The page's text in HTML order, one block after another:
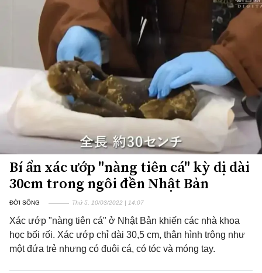
Bí ẩn xác ướp "nàng tiên cá" kỳ dị dài
30cm trong ngôi đền Nhật Bản
ĐỜI SỐNG Thứ 5, 10/03/2022 | 14:07
Xác ướp "nàng tiên cá" ở Nhật Bản khiến các nhà khoa
học bối rối. Xác ướp chỉ dài 30,5 cm, thân hình trông như
một đứa trẻ nhưng có đuôi cá, có tóc và móng tay.